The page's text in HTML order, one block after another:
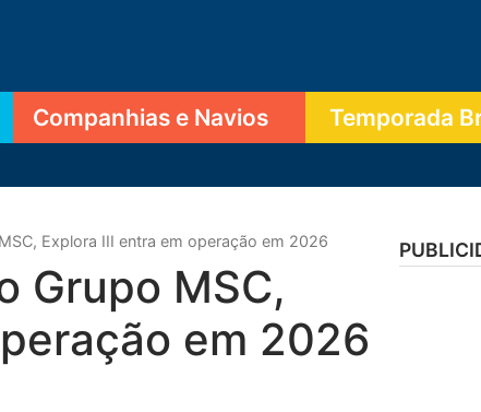
Companhias e Navios Temporada
Explora III entra em operação em 2026
Grupo MSC,
em 2026